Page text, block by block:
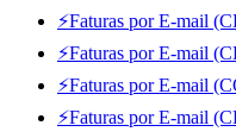
⚡Faturas por E-mail
⚡Faturas por E-mail
⚡Faturas por E-mail
⚡Faturas por E-mail